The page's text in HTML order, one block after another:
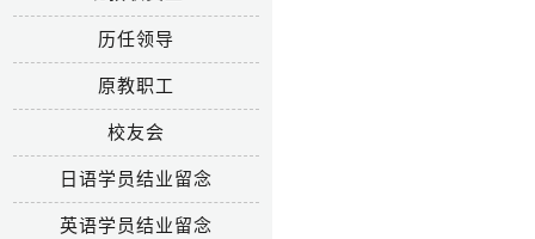
历任领导
原教职工
校友会
日语学员结业留念
英语学员结业留念